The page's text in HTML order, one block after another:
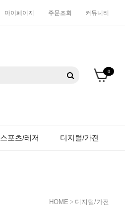
마이페이지 주문조회 커뮤니티
0
스포츠/레저 디지털/가전
HOME > 디지털/가전